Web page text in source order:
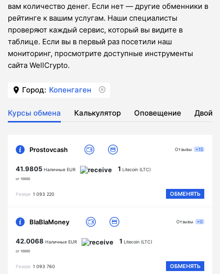
вам количество денег. Если нет — другие обменники в
рейтинге к вашим услугам. Наши специалисты
проверяют каждый сервис, который вы видите в
таблице. Если вы в первый раз посетили наш
мониторинг, просмотрите доступные инструменты
сайта WellCrypto.
Город: Копенгаген
Курсы обмена Калькулятор Оповещение
Prostovcash
41.9805 Наличные EUR
от 10000
1 Litecoin (LTC)
Резерв 1 093 220 ОБМЕНЯТЬ
Отзывы +15
BlaBlaMoney
42.0068 Наличные EUR
от 10000
1 Litecoin (LTC)
Резерв 1 093 760 ОБМЕНЯТЬ
Отзывы +0